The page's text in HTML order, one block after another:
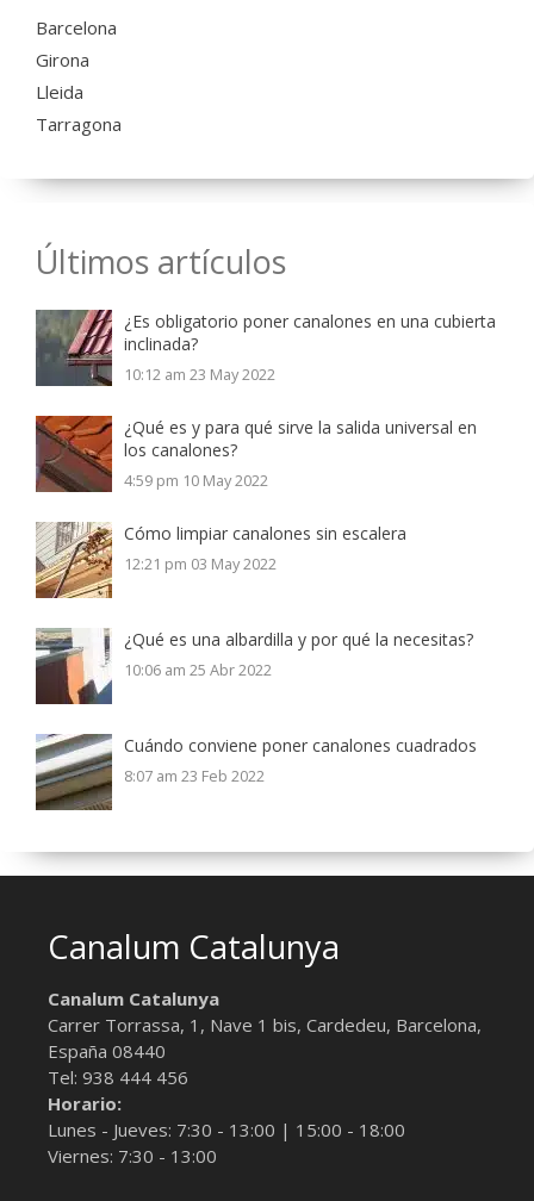
Barcelona
Girona
Lleida
Tarragona
Últimos artículos
¿Es obligatorio poner canalones en una cubierta
inclinada?
10:12 am 23 May 2022
¿Qué es y para qué sirve la salida universal en
los canalones?
4:59 pm 10 May 2022
Cómo limpiar canalones sin escalera
12:21 pm 03 May 2022
¿Qué es una albardilla y por qué la necesitas?
10:06 am 25 Abr 2022
Cuándo conviene poner canalones cuadrados
8:07 am 23 Feb 2022
Canalum Catalunya
Canalum Catalunya
Carrer Torrassa, 1, Nave 1 bis, Cardedeu, Barcelona,
España 08440
Tel: 938 444 456
Horario:
Lunes - Jueves: 7:30 - 13:00 | 15:00 - 18:00
Viernes: 7:30 - 13:00